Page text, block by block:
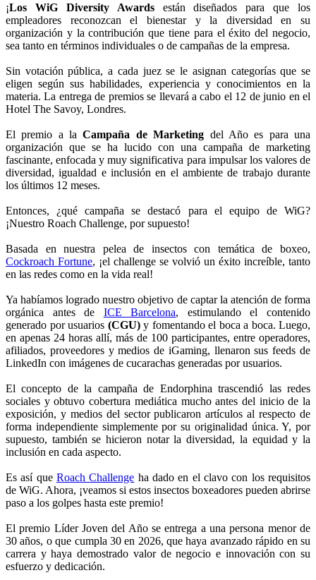
¡Los WiG Diversity Awardsestán diseñados para que los
empleadores reconozcan el bienestar y la diversidad en su
organización y la contribución que tiene para el éxito del negocio,
sea tanto en términos individuales o de campañas de la empresa.
Sin votación pública, a cada juez se le asignan categorías que se
eligen según sus habilidades, experiencia y conocimientos en la
materia. La entrega de premios se llevará a cabo el 12 de junio en el
Hotel The Savoy, Londres.
El premio a laCampaña de Marketing del Año es para una
organización que se ha lucido con una campaña de marketing
fascinante, enfocada y muy significativa para impulsar los valores de
diversidad, igualdad e inclusión en el ambiente de trabajo durante
los últimos 12 meses.
Entonces, ¿qué campaña se destacó para el equipo de WiG?
¡Nuestro Roach Challenge, por supuesto!
Basada en nuestra pelea de insectos con temática de boxeo,
Cockroach Fortune, ¡el challenge se volvió un éxito increíble, tanto
en las redes como en la vida real!
Ya habíamos logrado nuestro objetivo de captar la atención de forma
orgánica antes de ICE Barcelona, estimulando el contenido
generado por usuarios (CGU)y fomentando el boca a boca. Luego,
en apenas 24 horas allí, más de 100 participantes, entre operadores,
afiliados, proveedores y medios de iGaming, llenaron sus feeds de
LinkedIn con imágenes de cucarachas generadas por usuarios.
El concepto de la campaña de Endorphina trascendió las redes
sociales y obtuvo cobertura mediática mucho antes del inicio de la
exposición, y medios del sector publicaron artículos al respecto de
forma independiente simplemente por su originalidad única. Y, por
supuesto, también se hicieron notar la diversidad, la equidad y la
inclusión en cada aspecto.
Es así que Roach Challenge ha dado en el clavo con los requisitos
de WiG. Ahora, ¡veamos si estos insectos boxeadores pueden abrirse
paso a los golpes hasta este premio!
El premio Líder Joven del Año se entrega a una persona menor de
30 años, o que cumpla 30 en 2026, que haya avanzado rápido en su
carrera y haya demostrado valor de negocio e innovación con su
esfuerzo y dedicación.